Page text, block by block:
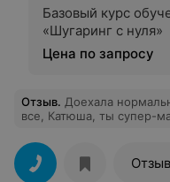
Базовый курс
«Шугаринг с нуля»
Цена по запросу
Отзыв. Доехала
все, Катюша, ты супер-